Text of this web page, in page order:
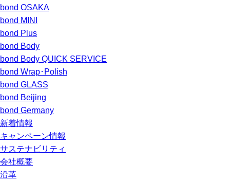
bond OSAKA
bond MINI
bond Plus
bond Body
bond Body QUICK SERVICE
bond Wrap･Polish
bond GLASS
bond Beijing
bond Germany
新着情報
キャンペーン情報
サステナビリティ
会社概要
沿革